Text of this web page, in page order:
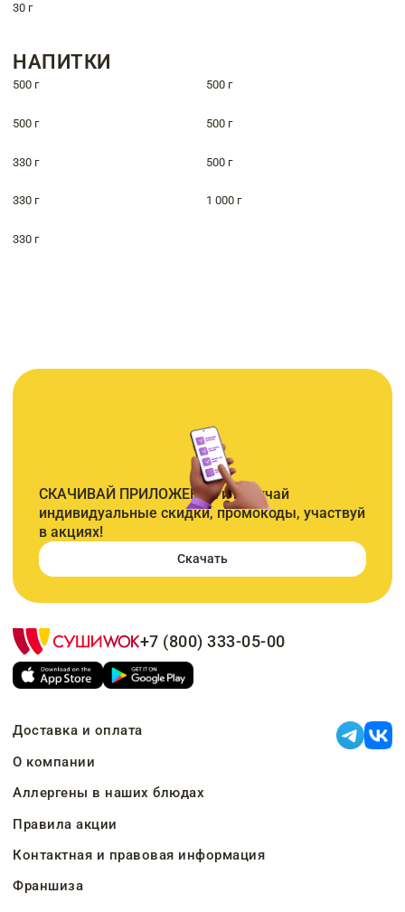
30 г
НАПИТКИ
500 г 500 г
500 г 500 г
330 г 500 г
330 г 1 000 г
330 г
СКАЧИВАЙ ПРИЛОЖЕНИЕ и получай
индивидуальные скидки, промокоды, участвуй
в акциях!
Скачать
+7 (800) 333-05-00
Доставка и оплата
О компании
Аллергены в наших блюдах
Правила акции
Контактная и правовая информация
Франшиза